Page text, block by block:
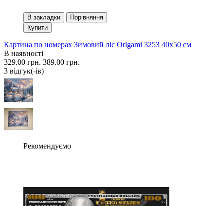
В закладки
Порівняння
Купити
Картина по номерах Зимовий ліс Origami 3253 40x50 см
В наявності
329.00 грн. 389.00 грн.
3 вiдгук(-iв)
Рекомендуємо